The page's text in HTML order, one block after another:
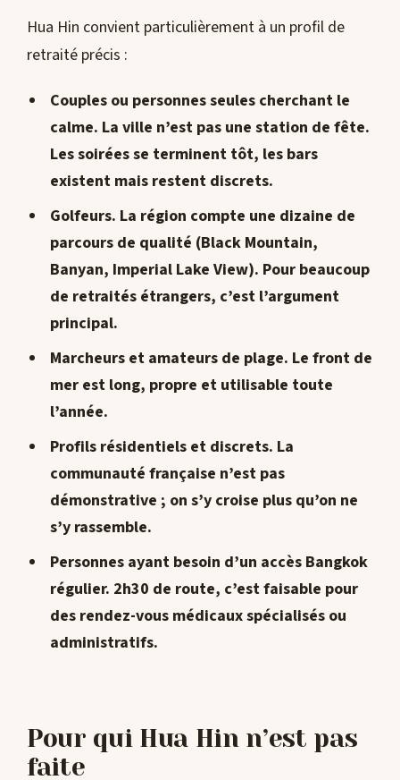
Hua Hin convient particulièrement à un profil de
retraité précis :
Couples ou personnes seules cherchant le
calme. La ville n’est pas une station de fête.
Les soirées se terminent tôt, les bars
existent mais restent discrets.
Golfeurs. La région compte une dizaine de
parcours de qualité (Black Mountain,
Banyan, Imperial Lake View). Pour beaucoup
de retraités étrangers, c’est l’argument
principal.
Marcheurs et amateurs de plage. Le front de
mer est long, propre et utilisable toute
l’année.
Profils résidentiels et discrets. La
communauté française n’est pas
démonstrative ; on s’y croise plus qu’on ne
s’y rassemble.
Personnes ayant besoin d’un accès Bangkok
régulier. 2h30 de route, c’est faisable pour
des rendez-vous médicaux spécialisés ou
administratifs.
Pour qui Hua Hin n’est pas
faite